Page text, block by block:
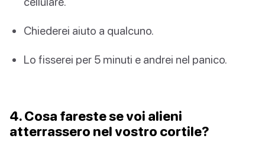
Chiederei aiuto a qualcuno.
Lo fisserei per 5 minuti e andrei nel panico.
4. Cosa fareste se voi alieni
atterrassero nel vostro cortile?